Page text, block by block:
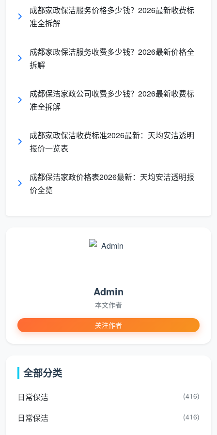
洁剂、不干胶用柑橘基除胶剂——不用蛮力，保护材
质；
全屋柜体精清：层板、抽屉、合页、柜体拐角全部
处理到位；
状残留、窗框槽手摸无砂。
4. 别墅/深度开荒（18-30元/㎡或更高）
涉及挑空玻璃、天然石材、实木饰面、复杂造型吊
顶等，需要专业登高设备、特殊保护药剂和更长工时。
元/
地面清扫、简
单拖擦
胶点处
普
粗
荒
5-
元/
㎡
预算极紧
成都家政保洁服务价格多少钱？2026最新收费标
准全拆解
成都家政保洁服务收费多少钱？2026最新价格全
拆解
成都保洁家政公司收费多少钱？2026最新收费标
准全拆解
成都家政保洁收费标准2026最新：天均安洁透明
报价一览表
成都保洁家政价格表2026最新：天均安洁透明报
价全览
Admin
本文作者
关注作者
全部分类
日常保洁 (416)
日常保洁 (416)